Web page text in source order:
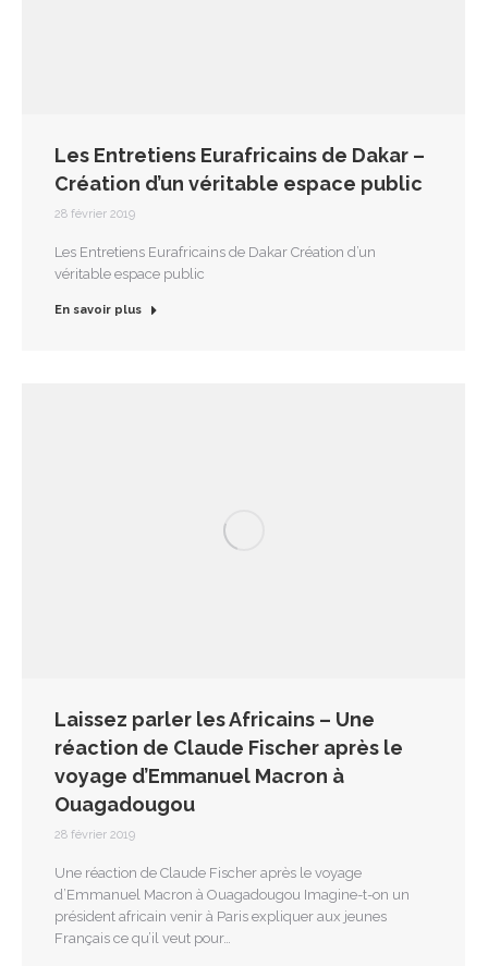
Les Entretiens Eurafricains de Dakar –
Création d’un véritable espace public
28 février 2019
Les Entretiens Eurafricains de Dakar Création d’un
véritable espace public
En savoir plus
Laissez parler les Africains – Une
réaction de Claude Fischer après le
voyage d’Emmanuel Macron à
Ouagadougou
28 février 2019
Une réaction de Claude Fischer après le voyage
d’Emmanuel Macron à Ouagadougou Imagine-t-on un
président africain venir à Paris expliquer aux jeunes
Français ce qu’il veut pour…